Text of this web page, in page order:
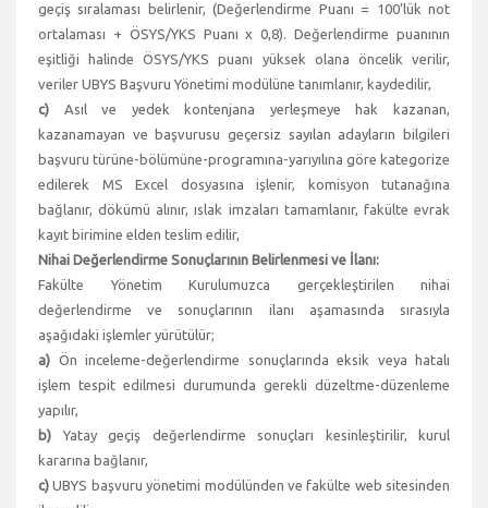
geçiş sıralaması belirlenir, (Değerlendirme Puanı = 100’lük not
ortalaması + ÖSYS/YKS Puanı x 0,8). Değerlendirme puanının
eşitliği halinde ÖSYS/YKS puanı yüksek olana öncelik verilir,
veriler UBYS Başvuru Yönetimi modülüne tanımlanır, kaydedilir,
c) Asıl ve yedek kontenjana yerleşmeye hak kazanan,
kazanamayan ve başvurusu geçersiz sayılan adayların bilgileri
başvuru türüne-bölümüne-programına-yarıyılına göre kategorize
edilerek MS Excel dosyasına işlenir, komisyon tutanağına
bağlanır, dökümü alınır, ıslak imzaları tamamlanır, fakülte evrak
kayıt birimine elden teslim edilir,
Nihai Değerlendirme Sonuçlarının Belirlenmesi ve İlanı:
Fakülte Yönetim Kurulumuzca gerçekleştirilen nihai
değerlendirme ve sonuçlarının ilanı aşamasında sırasıyla
aşağıdaki işlemler yürütülür;
a) Ön inceleme-değerlendirme sonuçlarında eksik veya hatalı
işlem tespit edilmesi durumunda gerekli düzeltme-düzenleme
yapılır,
b) Yatay geçiş değerlendirme sonuçları kesinleştirilir, kurul
kararına bağlanır,
c) UBYS başvuru yönetimi modülünden ve fakülte web sitesinden